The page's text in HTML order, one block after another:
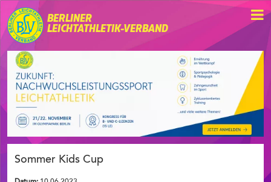
BERLINER
LEICHTATHLETIK-VERBAND
Sommer Kids Cup